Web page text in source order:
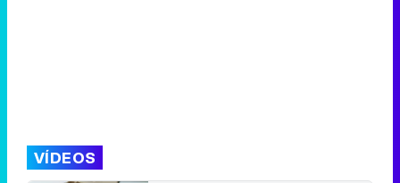
VÍDEOS